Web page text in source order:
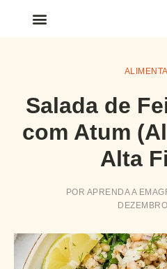
Salada de
com Atum
Alta
POR APRENDA A